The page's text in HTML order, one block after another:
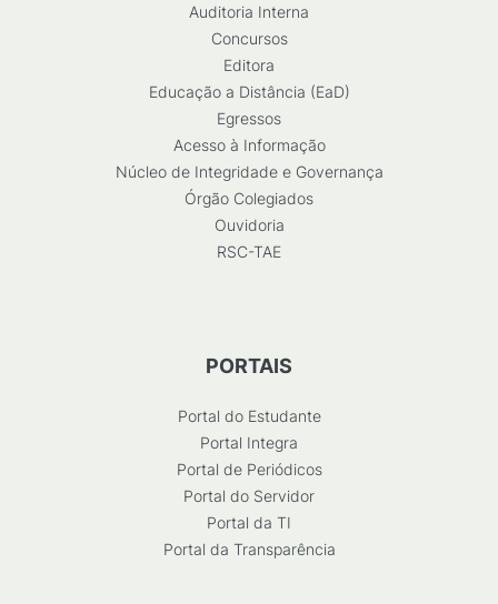
Auditoria Interna
Concursos
Editora
Educação a Distância (EaD)
Egressos
Acesso à Informação
Núcleo de Integridade e Governança
Órgão Colegiados
Ouvidoria
RSC-TAE
PORTAIS
Portal do Estudante
Portal Integra
Portal de Periódicos
Portal do Servidor
Portal da TI
Portal da Transparência